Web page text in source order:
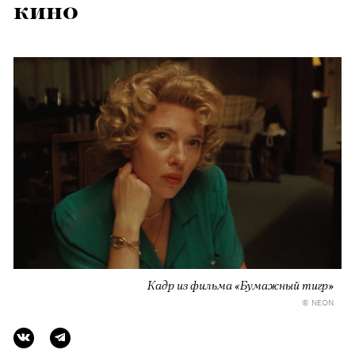
кино
Кадр из фильма «Бумажный тигр»
© NEON